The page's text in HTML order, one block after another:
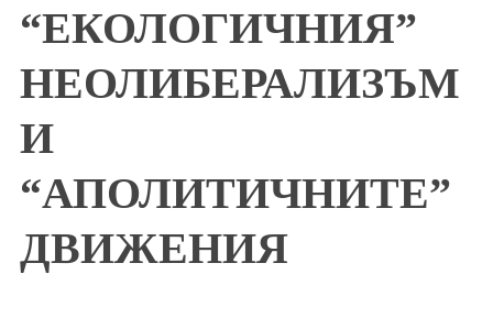
“ЕКОЛОГИЧНИЯ”
НЕОЛИБЕРАЛИЗЪМ
И
“АПОЛИТИЧНИТЕ”
ДВИЖЕНИЯ